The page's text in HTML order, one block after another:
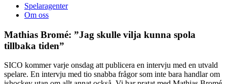
Spelaragenter
Om oss
Mathias Bromé: ”Jag skulle vilja kunna spola
tillbaka tiden”
SICO kommer varje onsdag att publicera en intervju med en utvald
spelare. En intervju med tio snabba frågor som inte bara handlar om